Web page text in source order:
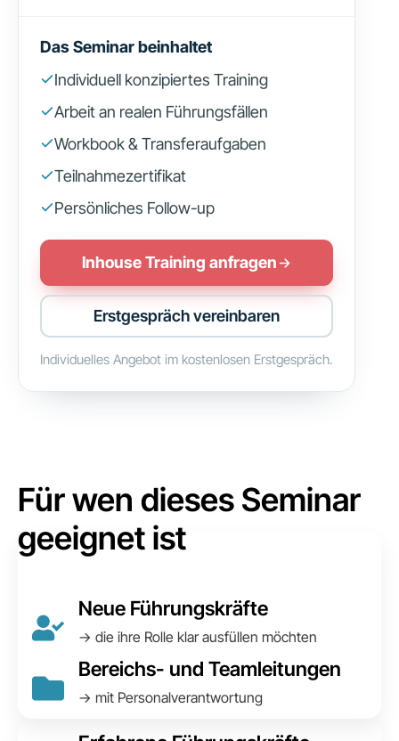
Das Seminar beinhaltet
Individuell konzipiertes Training
Arbeit an realen Führungsfällen
Workbook & Transferaufgaben
Teilnahmezertifikat
Persönliches Follow-up
Inhouse Training anfragen
Erstgespräch vereinbaren
Individuelles Angebot im kostenlosen Erstgespräch.
Für wen dieses Seminar
geeignet ist
Neue Führungskräfte
→ die ihre Rolle klar ausfüllen möchten
Bereichs- und Teamleitungen
→ mit Personalverantwortung